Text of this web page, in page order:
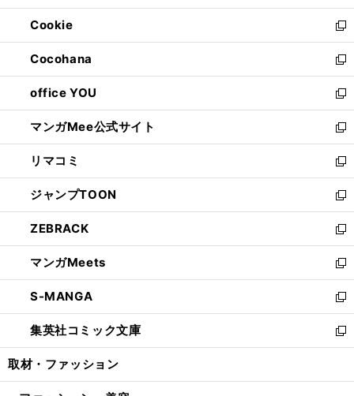
開
く
ウ
で
開
く
ン
ド
ウ
で
開
く
ウ
ィ
ン
ド
ウ
で
開
く
Cookie
新
し
い
ウ
ィ
ン
ド
ウ
で
開
く
Cocohana
新
し
い
ウ
ィ
ン
ド
ウ
で
開
く
office YOU
新
し
い
ウ
ィ
ン
ド
ウ
で
開
く
マンガMee公式サイト
新
し
い
ウ
ィ
ン
ド
ウ
で
開
く
リマコミ
新
し
い
ウ
ィ
ン
ド
ウ
で
開
く
ジャンプTOON
新
し
い
ウ
ィ
ン
ド
ウ
で
開
ZEBRACK
新
し
い
ウ
ィ
ン
ド
ウ
開
マンガMeets
新
し
い
ウ
ィ
ン
ウ
S-MANGA
新
し
い
ウ
ン
集英社コミック文庫
新
し
ウ
取材・ファッション